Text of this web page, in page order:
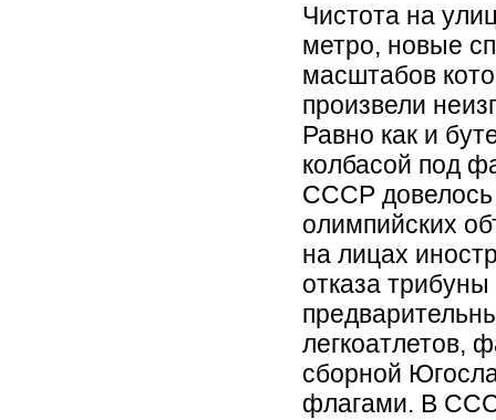
Чистота на
метро, новые
масштабов
произвели
Равно как и
колбасой под
СССР довелось
олимпийских
на лицах
отказа
легкоатлетов,
сборной
флагами. В